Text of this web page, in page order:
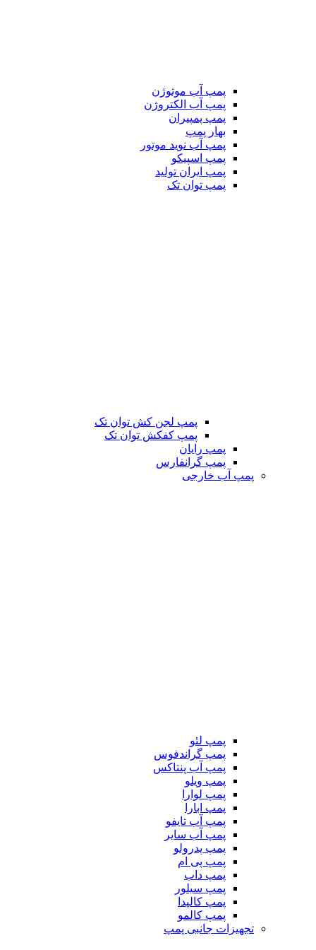
پمپ آب موتوژن
پمپ آب الکتروژن
پمپ پمپیران
بهار پمپ
پمپ آب نوید موتور
پمپ اسپیکو
پمپ ایران تولید
پمپ توان تک
پمپ لجن کش توان تک
پمپ کفکش توان تک
پمپ رایان
پمپ گرانفارس
پمپ آب خارجی
پمپ لئو
پمپ گراندفوس
پمپ آب پنتاکس
پمپ ویلو
پمپ لوارا
پمپ ابارا
پمپ آب تایفو
پمپ آب سایر
پمپ پدرولو
پمپ پی ام
پمپ داب
پمپ سیلور
پمپ کالپدا
پمپ کالمو
تجهیزات جانبی پمپ